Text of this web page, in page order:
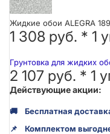
Жидкие обои ALEGRA 189
1 308 руб. * 1
Грунтовка для жидких
2 107 руб. * 1
Действующие акции:
🚚 Бесплатная
📌 Комплектом